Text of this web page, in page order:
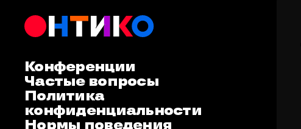
Конференции
Частые вопросы
Политика
конфиденциальности
Нормы поведения